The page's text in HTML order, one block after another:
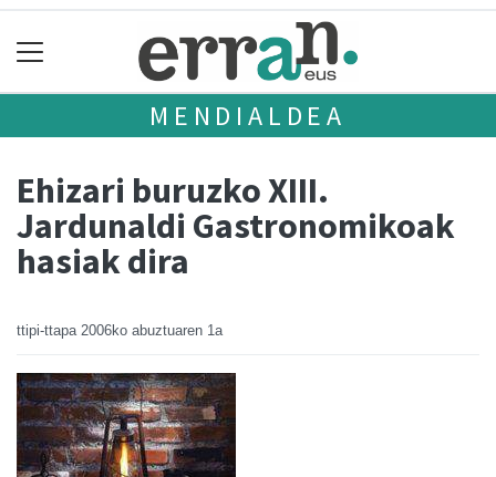
MENDIALDEA
Ehizari buruzko XIII.
Jardunaldi Gastronomikoak
hasiak dira
ttipi-ttapa 2006ko abuztuaren 1a